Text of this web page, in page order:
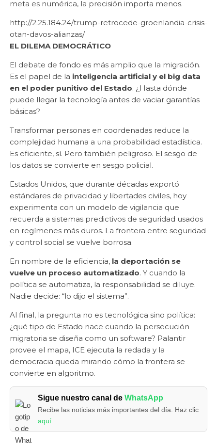
meta es numérica, la precisión importa menos.
http://2.25.184.24/trump-retrocede-groenlandia-crisis-
otan-davos-alianzas/
EL DILEMA DEMOCRÁTICO
El debate de fondo es más amplio que la migración.
Es el papel de la inteligencia artificial y el big data
en el poder punitivo del Estado. ¿Hasta dónde
puede llegar la tecnología antes de vaciar garantías
básicas?
Transformar personas en coordenadas reduce la
complejidad humana a una probabilidad estadística.
Es eficiente, sí. Pero también peligroso. El sesgo de
los datos se convierte en sesgo policial.
Estados Unidos, que durante décadas exportó
estándares de privacidad y libertades civiles, hoy
experimenta con un modelo de vigilancia que
recuerda a sistemas predictivos de seguridad usados
en regímenes más duros. La frontera entre seguridad
y control social se vuelve borrosa.
En nombre de la eficiencia, la deportación se
vuelve un proceso automatizado. Y cuando la
política se automatiza, la responsabilidad se diluye.
Nadie decide: “lo dijo el sistema”.
Al final, la pregunta no es tecnológica sino política:
¿qué tipo de Estado nace cuando la persecución
migratoria se diseña como un software? Palantir
provee el mapa, ICE ejecuta la redada y la
democracia queda mirando cómo la frontera se
convierte en algoritmo.
Sigue nuestro canal deWhatsApp
Recibe las noticias más importantes del día. Haz clic
aquí